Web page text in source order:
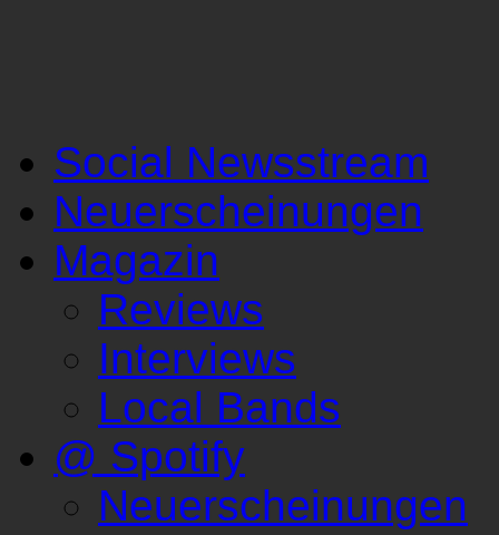
Social Newsstream
Neuerscheinungen
Magazin
Reviews
Interviews
Local Bands
@ Spotify
Neuerscheinungen